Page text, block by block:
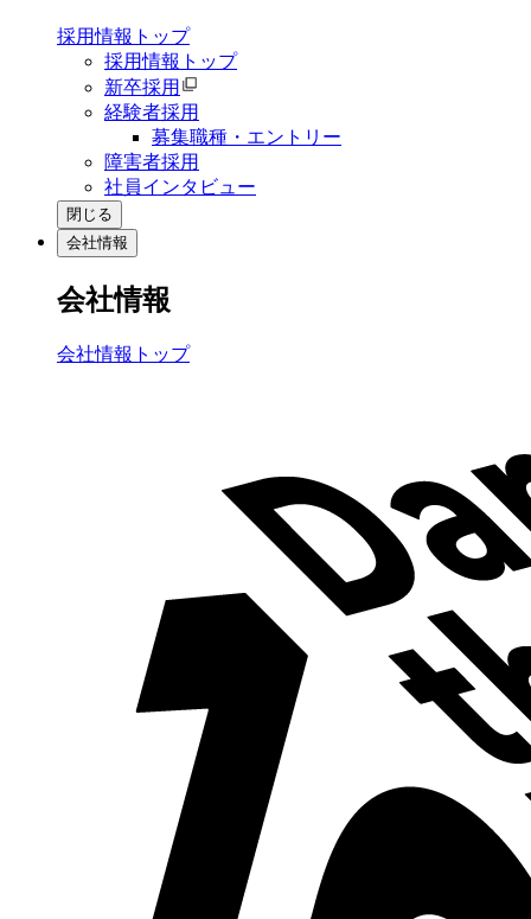
採用情報トップ
採用情報トップ
新卒採用
経験者採用
募集職種・エントリー
障害者採用
社員インタビュー
閉じる
会社情報
会社情報
会社情報トップ